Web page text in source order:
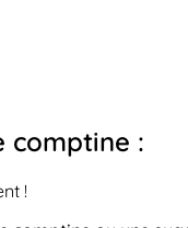
comptine :
!